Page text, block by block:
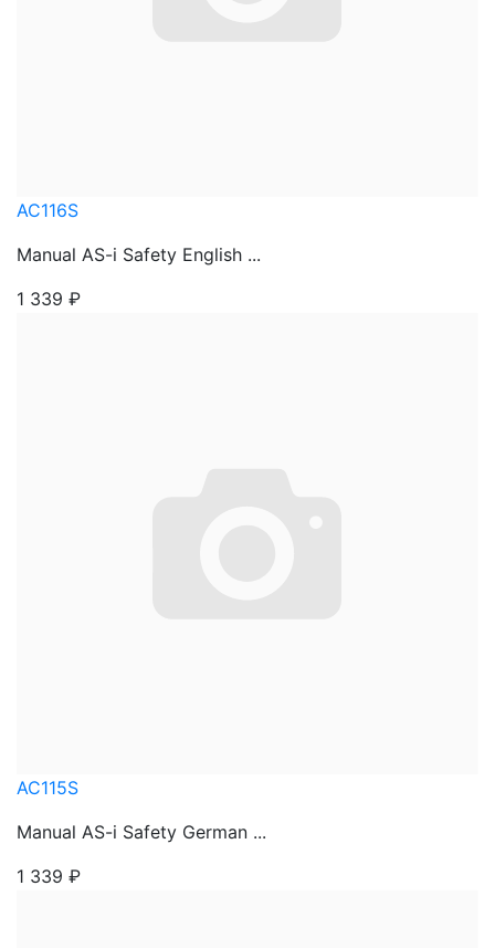
AC116S
Manual AS-i Safety English ...
1 339 ₽
AC115S
Manual AS-i Safety German ...
1 339 ₽